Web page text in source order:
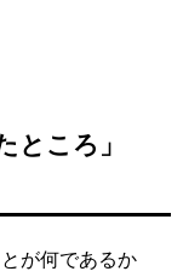
ところ」
が何であるか